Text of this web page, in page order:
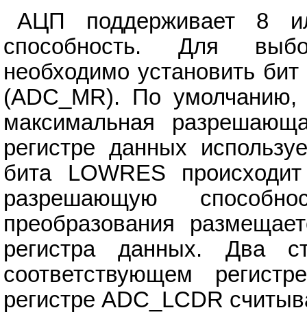
АЦП поддерживает 8
способность. Для
необходимо установить
(ADC_MR). По умолчанию,
максимальная
регистре данных
бита LOWRES
разрешающую
преобразования
регистра данных. Два
соответствующем
регистре ADC_LCDR